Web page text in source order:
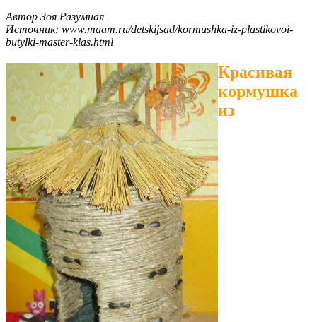
Автор Зоя Разумная
Источник: www.maam.ru/detskijsad/kormushka-iz-plastikovoi-
butylki-master-klas.html
Красивая
кормушка
из